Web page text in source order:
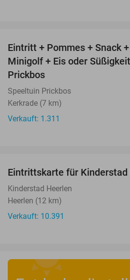
Eintritt + Pommes + Snack
Minigolf + Eis oder
Prickbos
Speeltuin Prickbos
Kerkrade (7 km)
Verkauft: 1.311
Eintrittskarte für Kinderstad
Kinderstad Heerlen
Heerlen (12 km)
Verkauft: 10.391